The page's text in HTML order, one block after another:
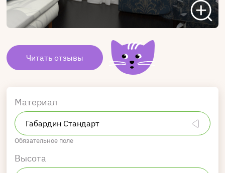
Читать отзывы
Материал
Обязательное поле
Высота